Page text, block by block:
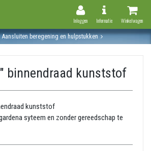
Winkelwagen
Toggle
Informatie
Inloggen
Aansluiten beregening en hulpstukken
binnendraad kunststof
kunststof
syteem en zonder gereedschap te